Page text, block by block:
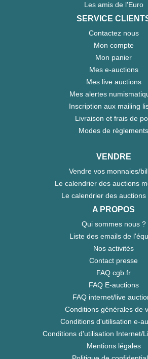
Les amis de l'Euro
SERVICE
Contactez nous
Mon compte
Mon panier
Mes e-auctions
Mes live auctions
Mes alertes
Inscription aux mailing
Livraison et frais de
Modes de règlements
VENDRE
Vendre vos monnaies/
Le calendrier des auctions
Le calendrier des auctions
A PROPOS
Qui sommes nous ?
Liste des emails de
Nos activités
Contact presse
FAQ cgb.fr
FAQ E-auctions
FAQ internet/live
Conditions générales de
Conditions d'utilisation e-
Conditions d'utilisation Internet/
Mentions légales